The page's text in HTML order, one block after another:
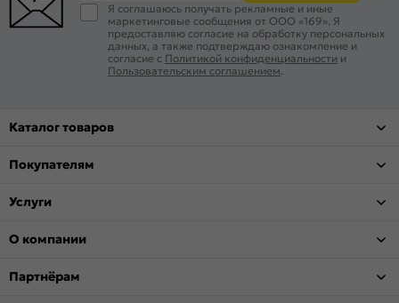
Я соглашаюсь получать рекламные и иные
маркетинговые сообщения от ООО «169». Я
предоставляю согласие на обработку персональных
данных, а также подтверждаю ознакомление и
согласие с Политикой конфиденциальности и
Пользовательским соглашением
Каталог товаров
Покупателям
Услуги
О компании
Партнёрам